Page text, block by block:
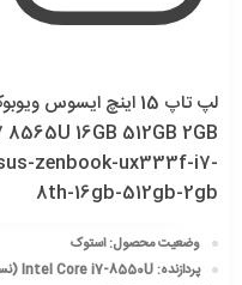
16GB 512GB 2GB
zenbook-ux333f-i7-
8th-16gb-512gb-2gb
وضعیت محصول: استوک